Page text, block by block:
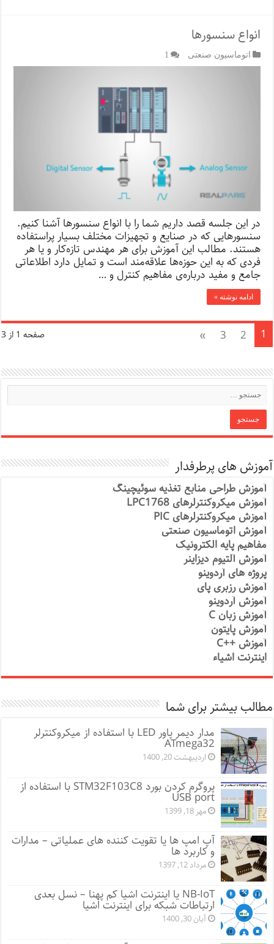
انواع سنسورها
اتوماسیون صنعتی 1
در این جلسه قصد داریم شما را با انواع سنسورها آشنا کنیم.
سنسورهایی که در صنایع و تجهیزات مختلف بسیار پراستفاده
هستند. مطالب این آموزش برای هر مهندس تازه‌کار و یا هر
فردی که به این حوزه‌ها علاقه‌مند است و تمایل دارد اطلاعاتی
جامع و مفید درباره‌ی مفاهیم کنترل و …
ادامه نوشته »
صفحه 1 از 3 1
2
3
»
آموزش های پرطرفدار
آموزش طراحی منابع تغذیه سوئیچینگ
آموزش میکروکنترلرهای LPC1768
آموزش میکروکنترلرهای PIC
آموزش اتوماسیون صنعتی
مفاهیم پایه الکترونیک
آموزش آلتیوم دیزاینر
پروژه های آردوینو
آموزش رزبری پای
آموزش آردوینو
آموزش زبان C
آموزش پایتون
آموزش ++C
اینترنت اشیاء
مطالب بیشتر برای شما
مدار دیمر پاور LED با استفاده از میکروکنترلر
ATmega32
اردیبهشت 20, 1400
پروگرم کردن بورد STM32F103C8 با استفاده از
USB port
مهر 18, 1399
آپ امپ ها یا تقویت کننده های عملیاتی – مدارات
و کاربرد ها
مرداد 12, 1397
NB-IoT یا اینترنت اشیا کم پهنا – نسل بعدی
ارتباطات شبکه برای اینترنت اشیا
آبان 30, 1400